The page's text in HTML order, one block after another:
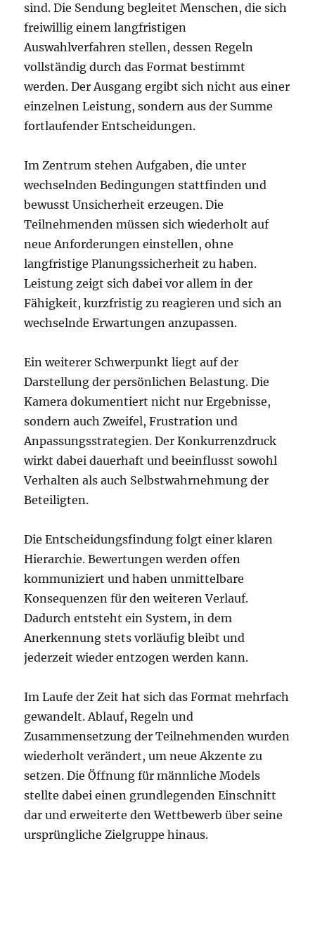
sind. Die Sendung begleitet Menschen, die sich
freiwillig einem langfristigen
Auswahlverfahren stellen, dessen Regeln
vollständig durch das Format bestimmt
werden. Der Ausgang ergibt sich nicht aus einer
einzelnen Leistung, sondern aus der Summe
fortlaufender Entscheidungen.
Im Zentrum stehen Aufgaben, die unter
wechselnden Bedingungen stattfinden und
bewusst Unsicherheit erzeugen. Die
Teilnehmenden müssen sich wiederholt auf
neue Anforderungen einstellen, ohne
langfristige Planungssicherheit zu haben.
Leistung zeigt sich dabei vor allem in der
Fähigkeit, kurzfristig zu reagieren und sich an
wechselnde Erwartungen anzupassen.
Ein weiterer Schwerpunkt liegt auf der
Darstellung der persönlichen Belastung. Die
Kamera dokumentiert nicht nur Ergebnisse,
sondern auch Zweifel, Frustration und
Anpassungsstrategien. Der Konkurrenzdruck
wirkt dabei dauerhaft und beeinflusst sowohl
Verhalten als auch Selbstwahrnehmung der
Beteiligten.
Die Entscheidungsfindung folgt einer klaren
Hierarchie. Bewertungen werden offen
kommuniziert und haben unmittelbare
Konsequenzen für den weiteren Verlauf.
Dadurch entsteht ein System, in dem
Anerkennung stets vorläufig bleibt und
jederzeit wieder entzogen werden kann.
Im Laufe der Zeit hat sich das Format mehrfach
gewandelt. Ablauf, Regeln und
Zusammensetzung der Teilnehmenden wurden
wiederholt verändert, um neue Akzente zu
setzen. Die Öffnung für männliche Models
stellte dabei einen grundlegenden Einschnitt
dar und erweiterte den Wettbewerb über seine
ursprüngliche Zielgruppe hinaus.